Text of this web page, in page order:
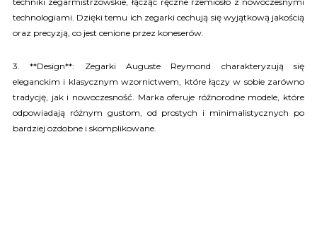
technologiami. Dzięki temu ich zegarki cechują się wyjątkową jakością
oraz precyzją, co jest cenione przez koneserów.
3. **Design**: Zegarki Auguste Reymond charakteryzują się
eleganckim i klasycznym wzornictwem, które łączy w sobie zarówno
tradycję, jak i nowoczesność. Marka oferuje różnorodne modele, które
odpowiadają różnym gustom, od prostych i minimalistycznych po
bardziej ozdobne i skomplikowane.